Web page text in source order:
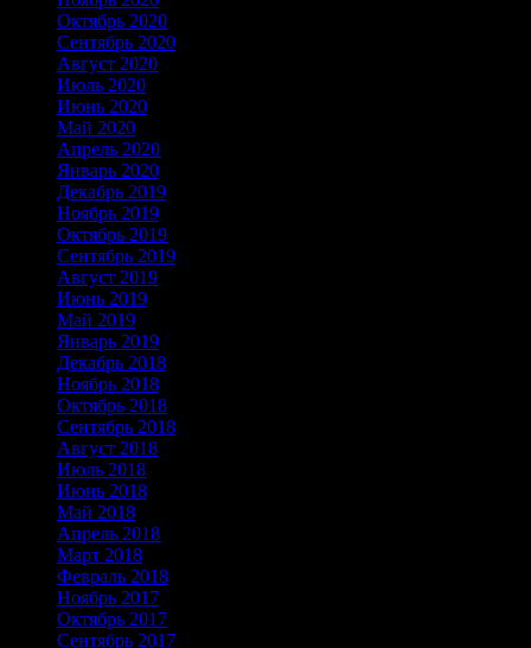
Октябрь 2020
Сентябрь 2020
Август 2020
Июль 2020
Июнь 2020
Май 2020
Апрель 2020
Январь 2020
Декабрь 2019
Ноябрь 2019
Октябрь 2019
Сентябрь 2019
Август 2019
Июнь 2019
Май 2019
Январь 2019
Декабрь 2018
Ноябрь 2018
Октябрь 2018
Сентябрь 2018
Август 2018
Июль 2018
Июнь 2018
Май 2018
Апрель 2018
Март 2018
Февраль 2018
Ноябрь 2017
Октябрь 2017
Сентябрь 2017